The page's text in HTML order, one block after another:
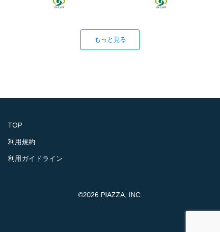
もっと見る
TOP
利用規約
利用ガイドライン
©2026 PIAZZA, INC.